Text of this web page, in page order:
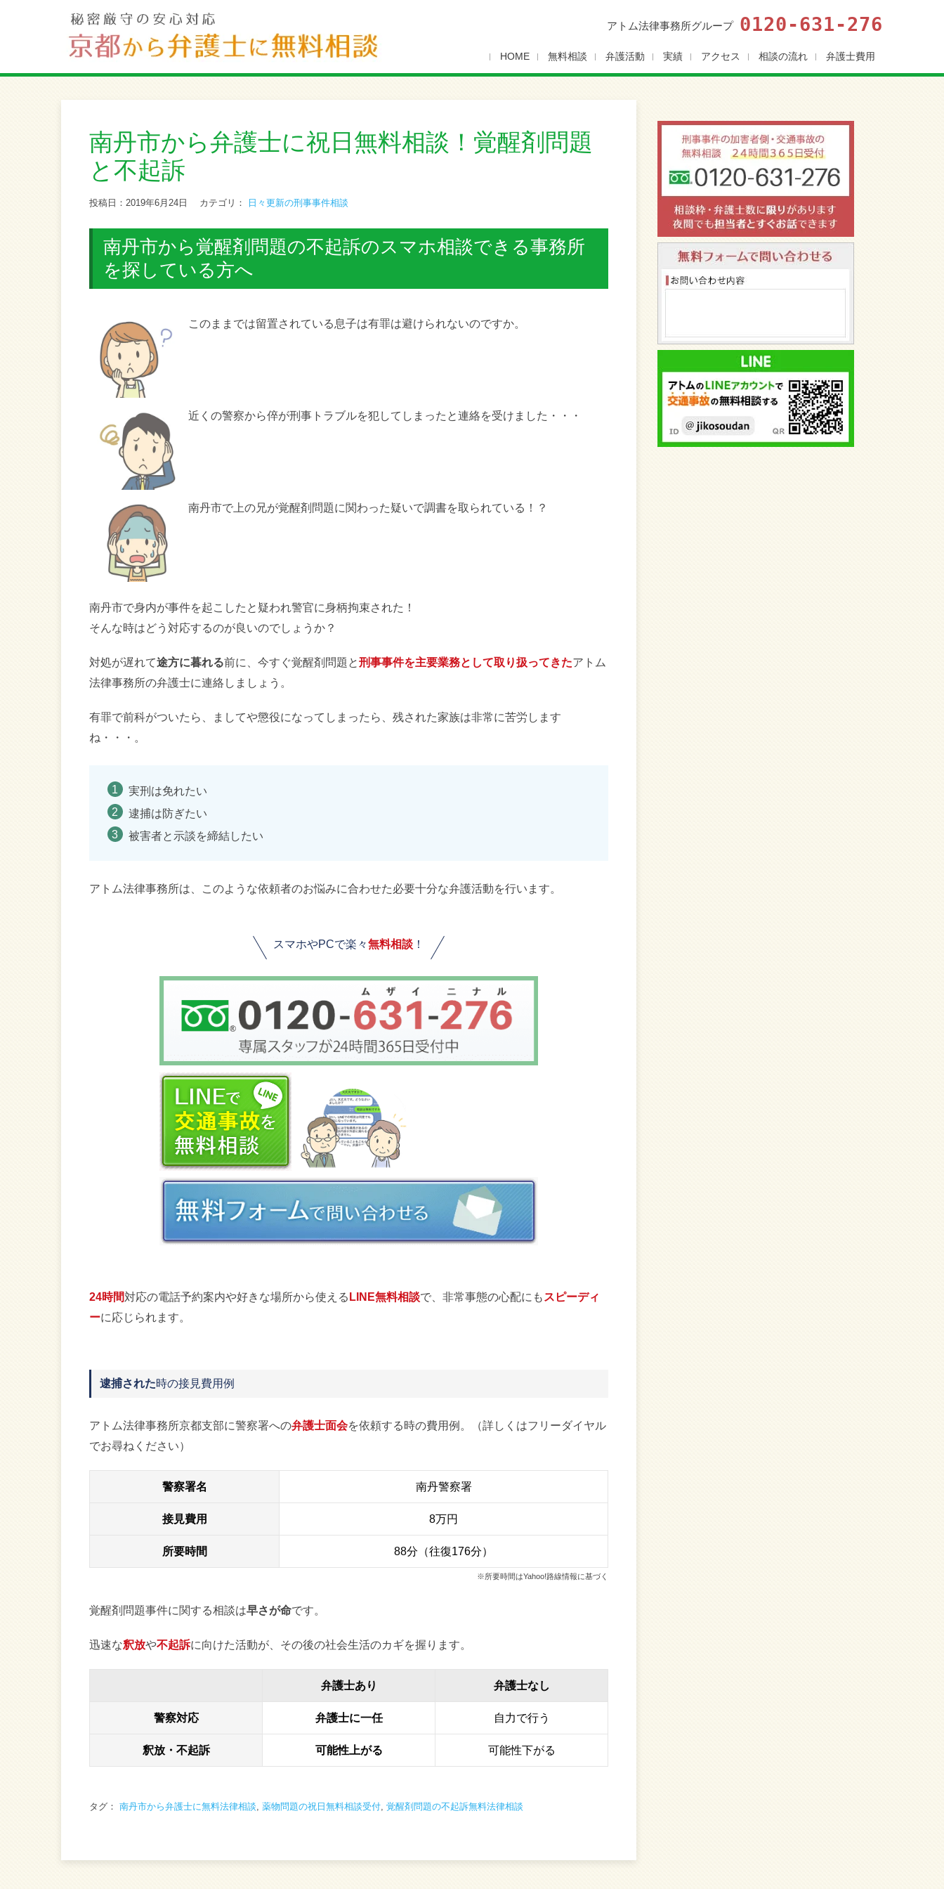
アトム法律事務所グループ 0120-631-276
HOME 無料相談 弁護活動 実績 アクセス 相談の流れ 弁護士費用
南丹市から弁護士に祝日無料相談！覚醒剤問題
と不起訴
投稿日：2019年6月24日 カテゴリ： 日々更新の刑事事件相談
南丹市から覚醒剤問題の不起訴のスマホ相談できる事務所
を探している方へ
このままでは留置されている息子は有罪は避けられないのですか。
近くの警察から倅が刑事トラブルを犯してしまったと連絡を受けました・・・
南丹市で上の兄が覚醒剤問題に関わった疑いで調書を取られている！？
南丹市で身内が事件を起こしたと疑われ警官に身柄拘束された！
そんな時はどう対応するのが良いのでしょうか？
対処が遅れて途方に暮れる前に、今すぐ覚醒剤問題と刑事事件を主要業務として取り扱ってきたアトム
法律事務所の弁護士に連絡しましょう。
有罪で前科がついたら、ましてや懲役になってしまったら、残された家族は非常に苦労します
ね・・・。
実刑は免れたい
逮捕は防ぎたい
被害者と示談を締結したい
アトム法律事務所は、このような依頼者のお悩みに合わせた必要十分な弁護活動を行います。
スマホやPCで楽々無料相談 ！
24時間対応の電話予約案内や好きな場所から使えるLINE無料相談で、非常事態の心配にも スピーディ
ーに応じられます。
逮捕された時の接見費用例
アトム法律事務所京都支部に警察署への弁護士面会を依頼する時の費用例。（詳しくはフリーダイヤル
でお尋ねください）
警察署名 南丹警察署
接見費用 8万円
所要時間 88分（往復176分）
※所要時間はYahoo!路線情報に基づく
覚醒剤問題事件に関する相談は早さが命です。
迅速な釈放や不起訴に向けた活動が、その後の社会生活のカギを握ります。
弁護士あり 弁護士なし
警察対応 弁護士に一任 自力で行う
釈放・不起訴 可能性上がる 可能性下がる
タグ： 南丹市から弁護士に無料法律相談 薬物問題の祝日無料相談受付 覚醒剤問題の不起訴無料法律相談